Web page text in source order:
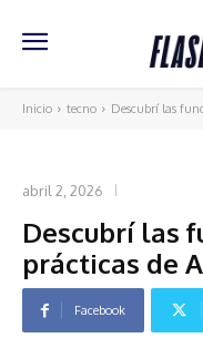
Inicio tecno Descubrí las
abril 2, 2026
Descubrí las
prácticas de
Facebook